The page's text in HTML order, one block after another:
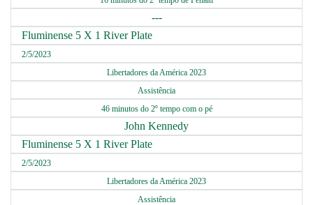
---
Fluminense 5 X 1 River Plate
2/5/2023
Libertadores da América 2023
Assistência
46 minutos do 2º tempo com o pé
John Kennedy
Fluminense 5 X 1 River Plate
2/5/2023
Libertadores da América 2023
Assistência